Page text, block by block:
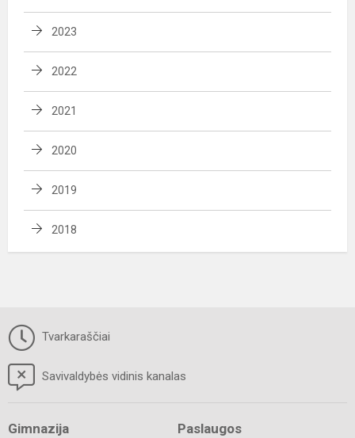
2023
2022
2021
2020
2019
2018
Tvarkaraščiai
Savivaldybės vidinis kanalas
Gimnazija Paslaugos